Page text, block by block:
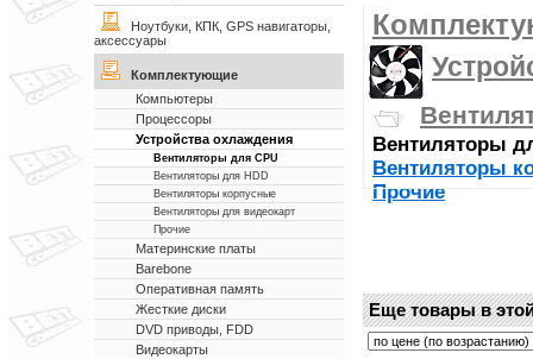
Ноутбуки, КПК, GPS навигаторы,
аксессуары
Комплектующие
Компьютеры
Процессоры
Устройства охлаждения
Вентиляторы для CPU
Вентиляторы для HDD
Вентиляторы корпусные
Вентиляторы для видеокарт
Прочие
Материнские платы
Barebone
Оперативная память
Жесткие диски
DVD приводы, FDD
Видеокарты
Вентиляторы
Вентиляторы
Прочие
Еще товары в